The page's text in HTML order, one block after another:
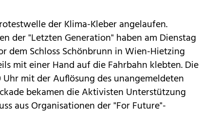
der Klima-Kleber angelaufen.
der "Letzten Generation" haben am Dienstag
dem Schloss Schönbrunn in Wien-Hietzing
mit einer Hand auf die Fahrbahn klebten. Die
mit der Auflösung des unangemeldeten
bekamen die Aktivisten Unterstützung
aus Organisationen der "For Future"-